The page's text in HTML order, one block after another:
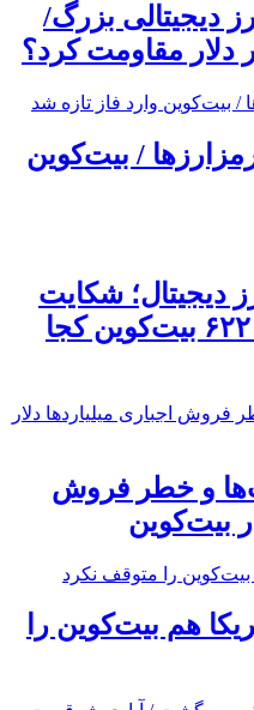
قیمتی ۱۰ ارز دیجیتالی بزرگ/
/ بیت‌کوین
دیجیتال؛ شکایت
میلیاردی روی میز / ۶۲۲ بیت‌کوین کجا
و خطر فروش
بیت‌کوین
هم بیت‌کوین را